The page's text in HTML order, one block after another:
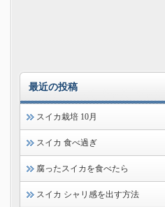
最近の投稿
スイカ栽培 10月
スイカ 食べ過ぎ
腐ったスイカを食べたら
スイカ シャリ感を出す方法